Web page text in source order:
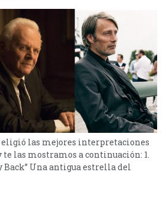
las mejores interpretaciones
te las mostramos a continuación: 1.
Back” Una antigua estrella del
y sumido en el terrible
trata de volver al sendero correcto